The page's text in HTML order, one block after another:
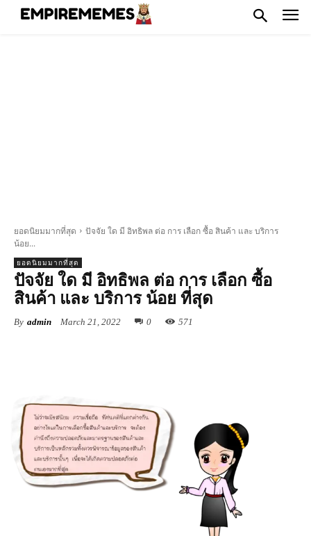
ยอดนิยมมากที่สุด
ปัจจัย ใด มี อิทธิพล ต่อ การ เลือก ซื้อ สินค้า และ บริการ
น้อย...
ยอดนิยมมากที่สุด
ปัจจัย ใด มี อิทธิพล ต่อ การ เลือก ซื้อ
สินค้า และ บริการ น้อย ที่สุด
By admin March 21, 2022 0 571